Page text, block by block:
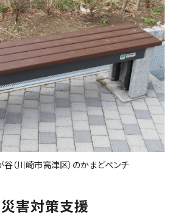
（川崎市高津区）のかまどベンチ
害対策支援